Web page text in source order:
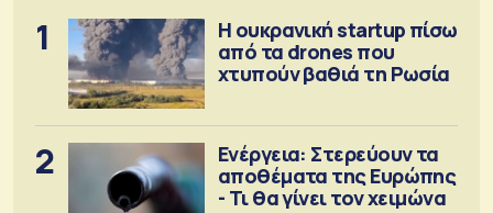
1
Η ουκρανική startup πίσω
από τα drones που
χτυπούν βαθιά τη Ρωσία
2
Ενέργεια: Στερεύουν τα
αποθέματα της Ευρώπης
- Τι θα γίνει τον χειμώνα